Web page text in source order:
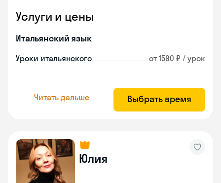
Услуги и цены
Итальянский язык
Уроки итальянского от 1590 ₽ / урок
Читать дальше Выбрать время
Юлия